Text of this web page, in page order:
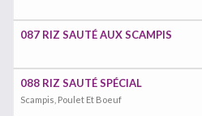
087 RIZ SAUTÉ AUX SCAMPIS
088 RIZ SAUTÉ SPÉCIAL
Scampis, Poulet Et Boeuf